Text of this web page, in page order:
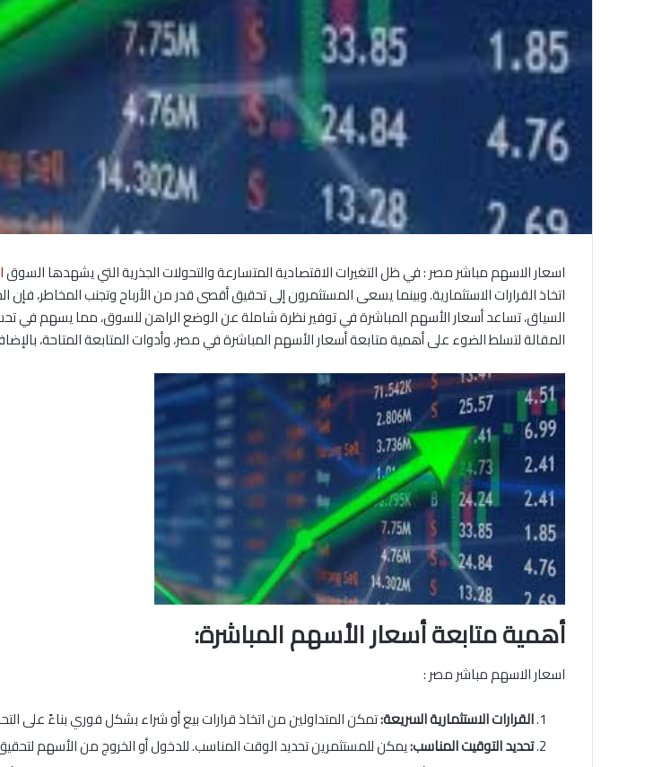
اسعار الاسهم مباشر مصر : في ظل التغيرات الاقتصادية المتسارعة والتحولات الجذرية التي يشهدها السوق
اتخاذ القرارات الاستثمارية. وبينما يسعى المستثمرون إلى تحقيق أقصى قدر من الأرباح وتجنب
السياق، تساعد أسعار الأسهم المباشرة في توفير نظرة شاملة عن الوضع الراهن للسوق، مما يسهم في
المقالة لتسلط الضوء على أهمية متابعة أسعار الأسهم المباشرة في مصر، وأدوات المتابعة المتاحة،
أهمية متابعة أسعار الأسهم المباشرة:
اسعار الاسهم مباشر مصر :
القرارات الاستثمارية السريعة:تمكن المتداولين من اتخاذ قرارات بيع أو شراء بشكل فوري بناءً على
تحديد التوقيت المناسب:يمكن للمستثمرين تحديد الوقت المناسب. للدخول أو الخروج من الأسهم